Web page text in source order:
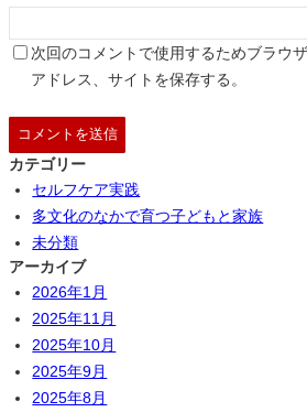
次回のコメントで使用するためブラウ
アドレス、サイトを保存する。
カテゴリー
セルフケア実践
多文化のなかで育つ子どもと家族
未分類
アーカイブ
2026年1月
2025年11月
2025年10月
2025年9月
2025年8月